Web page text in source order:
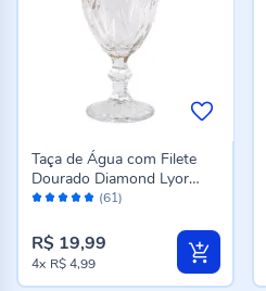
Avaliação: (61)
Taça de Água com Filete
Dourado Diamond Lyor
330Ml - Vidro
R$ 19,99
4x R$ 4,99